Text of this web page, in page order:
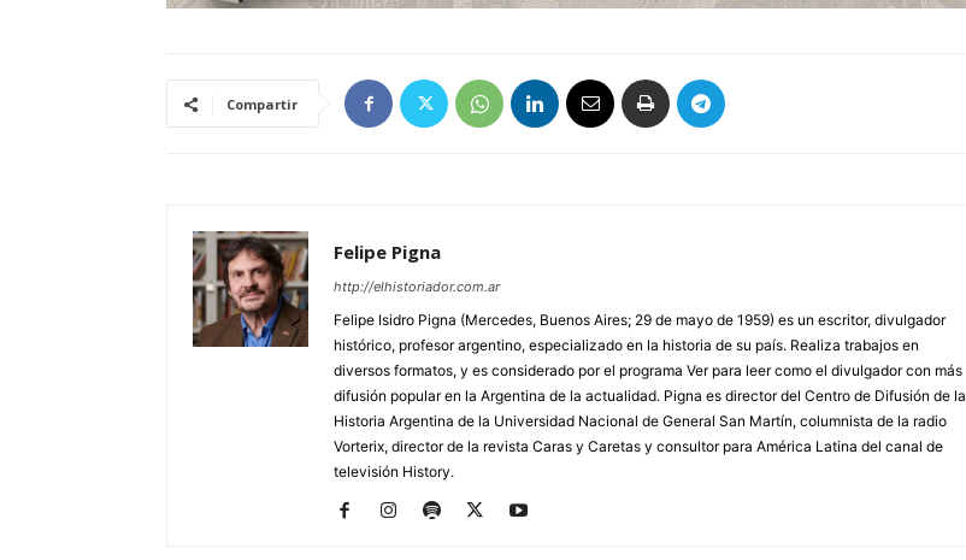
Compartir
Felipe Pigna
http://elhistoriador.com.ar
Felipe Isidro Pigna (Mercedes, Buenos Aires; 29 de mayo de 1959) es un escritor, divulgador
histórico, profesor argentino, especializado en la historia de su país. Realiza trabajos en
diversos formatos, y es considerado por el programa Ver para leer como el divulgador con más
difusión popular en la Argentina de la actualidad. Pigna es director del Centro de Difusión de la
Historia Argentina de la Universidad Nacional de General San Martín, columnista de la radio
Vorterix, director de la revista Caras y Caretas y consultor para América Latina del canal de
televisión History.